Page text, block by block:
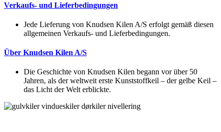
Verkaufs- und Lieferbedingungen
Jede Lieferung von Knudsen Kilen A/S erfolgt gemäß diesen
allgemeinen Verkaufs- und Lieferbedingungen.
Über Knudsen Kilen A/S
Die Geschichte von Knudsen Kilen begann vor über 50
Jahren, als der weltweit erste Kunststoffkeil – der gelbe Keil –
das Licht der Welt erblickte.